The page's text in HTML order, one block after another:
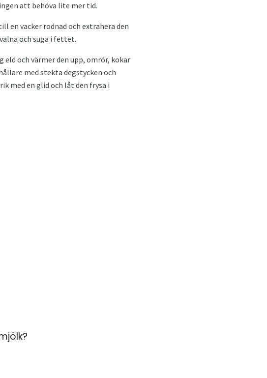
att behöva lite mer tid.
en vacker rodnad och extrahera den
och suga i fettet.
och värmer den upp, omrör, kokar
med stekta degstycken och
med en glid och låt den frysa i